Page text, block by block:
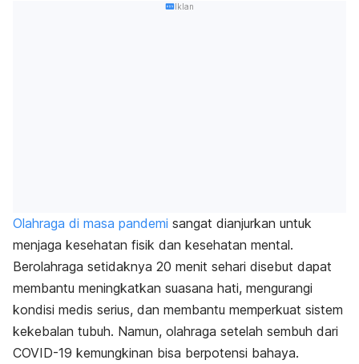
Iklan
Olahraga di masa pandemi sangat dianjurkan untuk
menjaga kesehatan fisik dan kesehatan mental.
Berolahraga setidaknya 20 menit sehari disebut dapat
membantu meningkatkan suasana hati, mengurangi
kondisi medis serius, dan membantu memperkuat sistem
kekebalan tubuh. Namun, olahraga setelah sembuh dari
COVID-19 kemungkinan bisa berpotensi bahaya.